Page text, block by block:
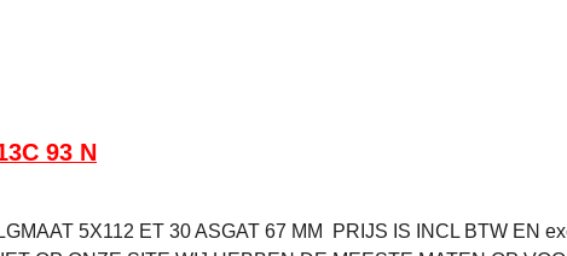
93 N
5X112 ET 30 ASGAT 67 MM PRIJS IS INCL BTW EN